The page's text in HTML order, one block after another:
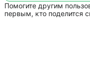
Помогите другим
первым, кто поделится